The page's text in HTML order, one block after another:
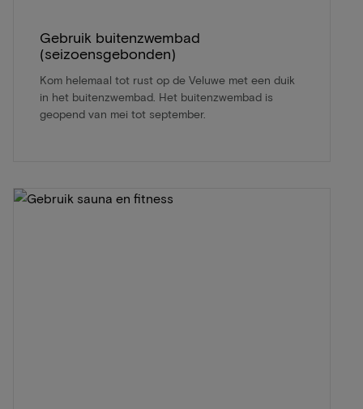
Gebruik buitenzwembad
(seizoensgebonden)
Kom helemaal tot rust op de Veluwe met een duik
in het buitenzwembad. Het buitenzwembad is
geopend van mei tot september.